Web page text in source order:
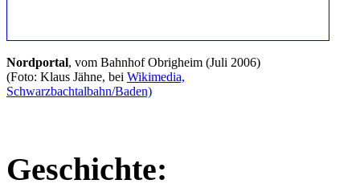
Nordportal, vom Bahnhof Obrigheim (Juli 2006)
(Foto: Klaus Jähne, bei Wikimedia,
Schwarzbachtalbahn/Baden)
Geschichte: